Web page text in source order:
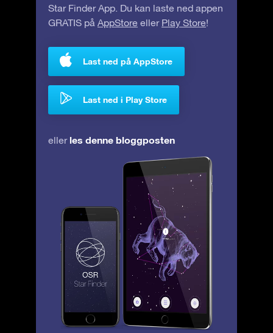
Star Finder App. Du kan laste ned appen
GRATIS på AppStore eller Play Store!
Last ned på AppStore
Last ned i Play Store
eller les denne bloggposten